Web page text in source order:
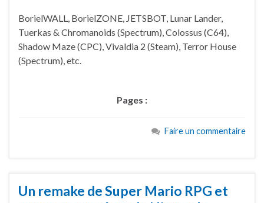
BorielWALL, BorielZONE, JETSBOT, Lunar Lander,
Tuerkas & Chromanoids (Spectrum), Colossus (C64),
Shadow Maze (CPC), Vivaldia 2 (Steam), Terror House
(Spectrum), etc.
Pages :
Faire un commentaire
Un remake de Super Mario RPG et